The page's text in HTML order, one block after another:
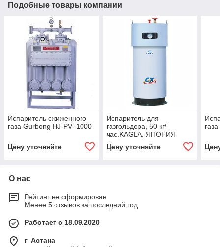
Подобные товары компании
Испаритель сжиженного
газа Gurbong HJ-PV- 1000
Цену уточняйте
Испаритель для
газгольдера, 50 кг/
час,KAGLA, ЯПОНИЯ
Цену уточняйте
О нас
Рейтинг не сформирован
Менее 5 отзывов за последний год
Работает с 18.09.2020
г. Астана